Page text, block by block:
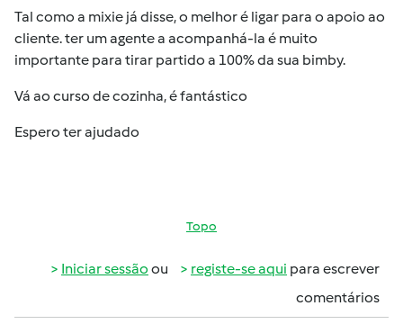
Tal como a mixie já disse, o melhor é ligar para o apoio ao
cliente. ter um agente a acompanhá-la é muito
importante para tirar partido a 100% da sua bimby.
Vá ao curso de cozinha, é fantástico
Espero ter ajudado
Topo
Iniciar sessão ou registe-se aqui para escrever
comentários